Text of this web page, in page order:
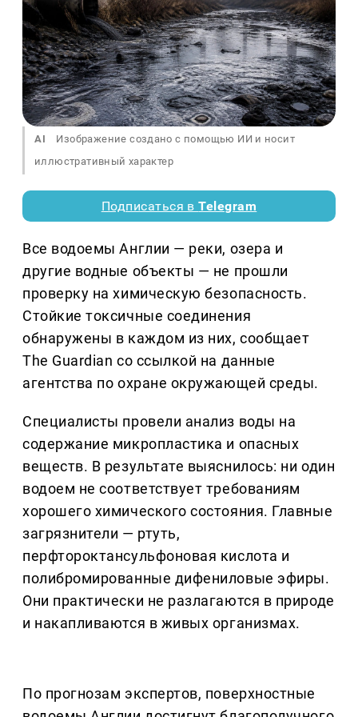
AI
Изображение создано с помощью ИИ и носит
иллюстративный характер
Подписаться вTelegram
Все водоемы Англии — реки, озера и
другие водные объекты — не прошли
проверку на химическую безопасность.
Стойкие токсичные соединения
обнаружены в каждом из них, сообщает
The Guardian со ссылкой на данные
агентства по охране окружающей среды.
Специалисты провели анализ воды на
содержание микропластика и опасных
веществ. В результате выяснилось: ни один
водоем не соответствует требованиям
хорошего химического состояния. Главные
загрязнители — ртуть,
перфтороктансульфоновая кислота и
полибромированные дифениловые эфиры.
Они практически не разлагаются в природе
и накапливаются в живых организмах.
По прогнозам экспертов, поверхностные